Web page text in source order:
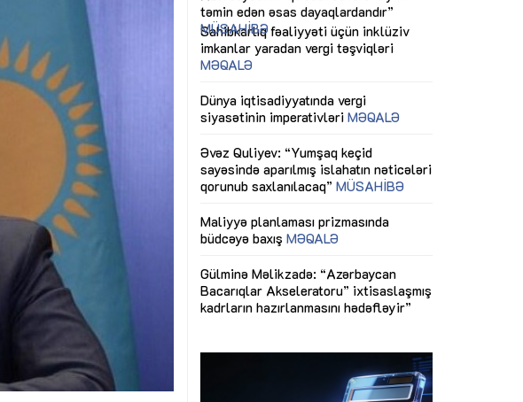
İmanov: "Vergi qanunvericiliyinə
sahibkarlıq mühitinin
xidmət edir"
Kərimova: “Məqsədimiz daha
iş mühiti yaratmaq, çevik və
komanda formalaşdırmaqdır”
dövlət-özəl tərəfdaşlığı
həyata keçirilən ilk pilot
VİDEO
Hüseynov: “Əsrin müqaviləsi”
iqtisadi suverenliyini
edən əsas dayaqlardandır”
Dünya iqtisadiyyatında vergi
siyasətinin imperativləriMƏQALƏ
Əvəz Quliyev: “Yumşaq keçid
qorunub saxlanılacaq” MÜSAHİBƏ
büdcəyə baxışMƏQALƏ
Gülminə Məlikzadə: “Azərbaycan
kadrların hazırlanmasını hədəfləyir”